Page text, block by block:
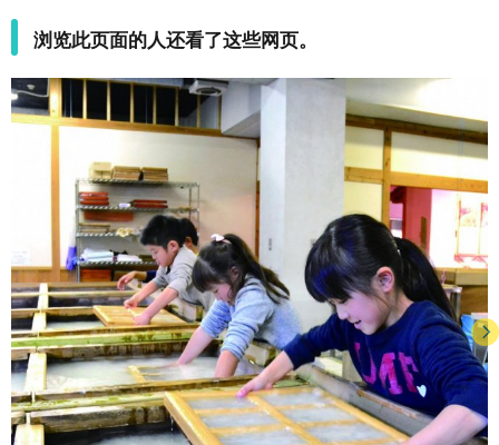
浏览此页面的人还看了这些网页。